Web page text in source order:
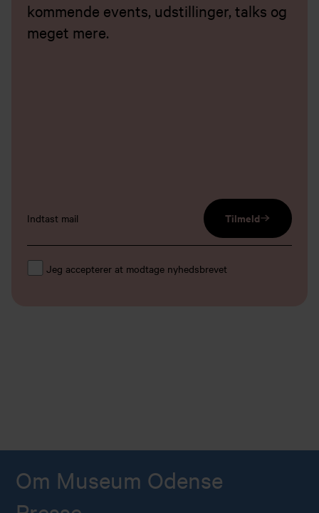
kommende events, udstillinger, talks og
meget mere.
email input Tilmeld
Jeg accepterer at modtage nyhedsbrevet
Om Museum Odense